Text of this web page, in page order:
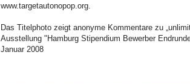
www.targetautonopop.org.
Das Titelphoto zeigt anonyme Kommentare zu
Ausstellung "Hamburg Stipendium Bewerber
Januar 2008